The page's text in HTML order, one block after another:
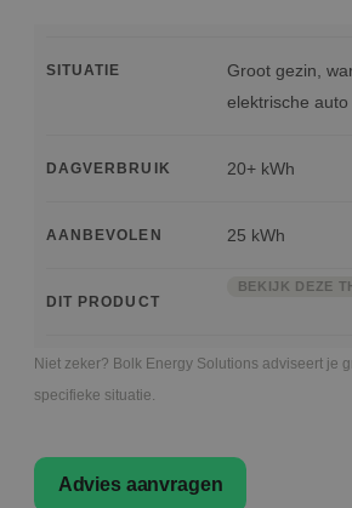
SITUATIE
Groot gezin,
elektrische auto
DAGVERBRUIK 20+ kWh
AANBEVOLEN 25 kWh
DIT PRODUCT
BEKIJK DEZE
Niet zeker? Bolk Energy Solutions adviseert je
specifieke situatie.
Advies aanvragen